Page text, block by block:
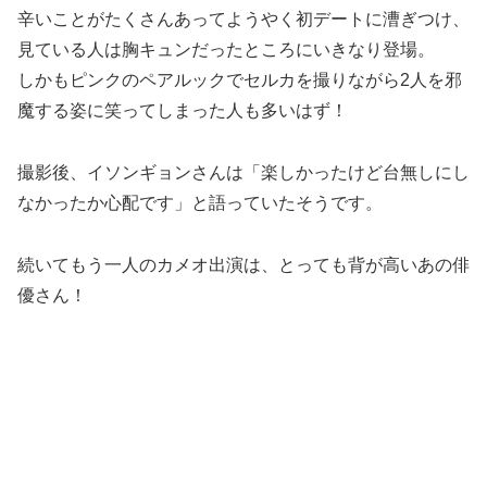
辛いことがたくさんあってようやく初デートに漕ぎつけ、
見ている人は胸キュンだったところにいきなり登場。
しかもピンクのペアルックでセルカを撮りながら2人を邪
魔する姿に笑ってしまった人も多いはず！
撮影後、イソンギョンさんは「楽しかったけど台無しにし
なかったか心配です」と語っていたそうです。
続いてもう一人のカメオ出演は、とっても背が高いあの俳
優さん！